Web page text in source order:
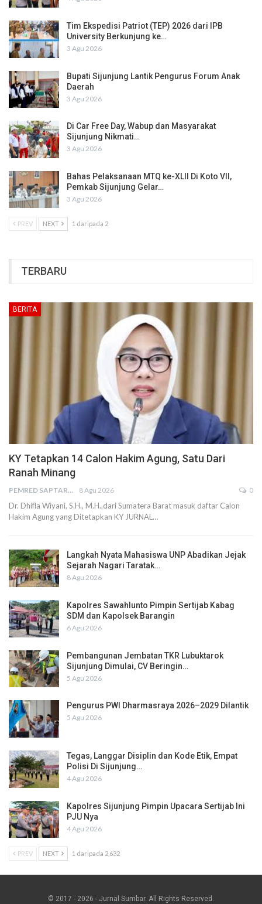
Tim Ekspedisi Patriot (TEP) 2026 dari IPB
University Berkunjung ke…
3 Agu 2026
Bupati Sijunjung Lantik Pengurus Forum Anak
Daerah
3 Agu 2026
Di Car Free Day, Wabup dan Masyarakat
Sijunjung Nikmati…
3 Agu 2026
Bahas Pelaksanaan MTQ ke-XLII Di Koto VII,
Pemkab Sijunjung Gelar…
3 Agu 2026
PREV NEXT 1 daripada 2
TERBARU
BERITA
KY Tetapkan 14 Calon Hakim Agung, Satu Dari
Ranah Minang
PEMRED SAPTARIUS 8 Agu 2026 0
Dr. Dhifla Wiyani, S.H., M.H.,dari Sumatera Barat masuk daftar Calon
Hakim Agung yang Ditetapkan KY JURNAL…
Langkah Nyata Mahasiswa UNP Abadikan Jejak
Sejarah Nagari Taratak…
8 Agu 2026
Kapolres Sawahlunto Pimpin Sertijab Kabag
SDM dan Kapolsek Barangin
6 Agu 2026
Pembangunan Jembatan TKR Lubuktarok
Sijunjung Dimulai, CV Beringin…
5 Agu 2026
Pengurus PWI Dharmasraya 2026–2029 Dilantik
5 Agu 2026
Tegas, Langgar Disiplin dan Kode Etik, Empat
Polisi Di Sijunjung…
4 Agu 2026
Kapolres Sijunjung Pimpin Upacara Sertijab Ini
PJU Nya
4 Agu 2026
PREV NEXT 1 daripada 2,632
© 2017 - 2026 - Jurnal Sumbar. All Rights Reserved.